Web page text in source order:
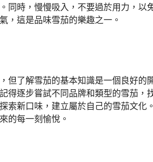
同時，慢慢吸入，不要過於用力，以
，這是品味雪茄的樂趣之一。
但了解雪茄的基本知識是一個良好的
得逐步嘗試不同品牌和類型的雪茄，
索新口味，建立屬於自己的雪茄文化
的每一刻愉悅。